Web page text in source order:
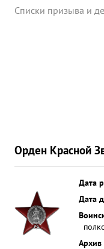
Списки призыва и
Орден Красной
Дата
Дата
Архив